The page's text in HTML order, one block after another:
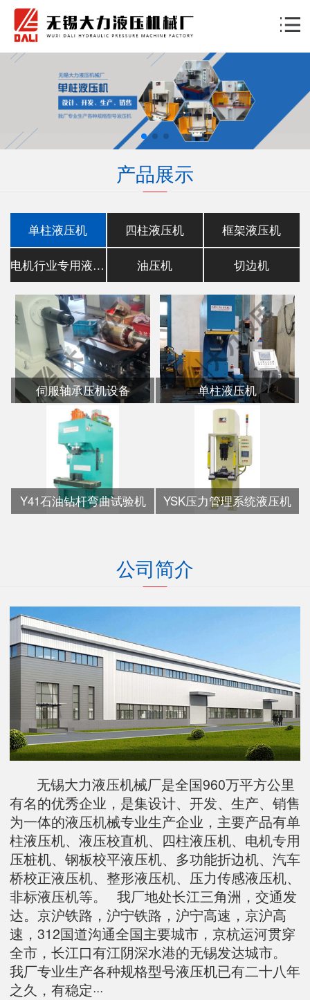
产品展示
单柱液压机 四柱液压机 框架液压机
电机行业专用液压机 油压机 切边机
伺服轴承压机设备 单柱液压机
Y41石油钻杆弯曲试验机 YSK压力管理系统液压机
公司简介
无锡大力液压机械厂是全国960万平方公里
有名的优秀企业，是集设计、开发、生产、销售
为一体的液压机械专业生产企业，主要产品有单
柱液压机、液压校直机、四柱液压机、电机专用
压桩机、钢板校平液压机、多功能折边机、汽车
桥校正液压机、整形液压机、压力传感液压机、
非标液压机等。 我厂地处长江三角洲，交通发
达。京沪铁路，沪宁铁路，沪宁高速，京沪高
速，312国道沟通全国主要城市，京杭运河贯穿
全市，长江口有江阴深水港的无锡发达城市。
我厂专业生产各种规格型号液压机已有二十八年
之久，有稳定···